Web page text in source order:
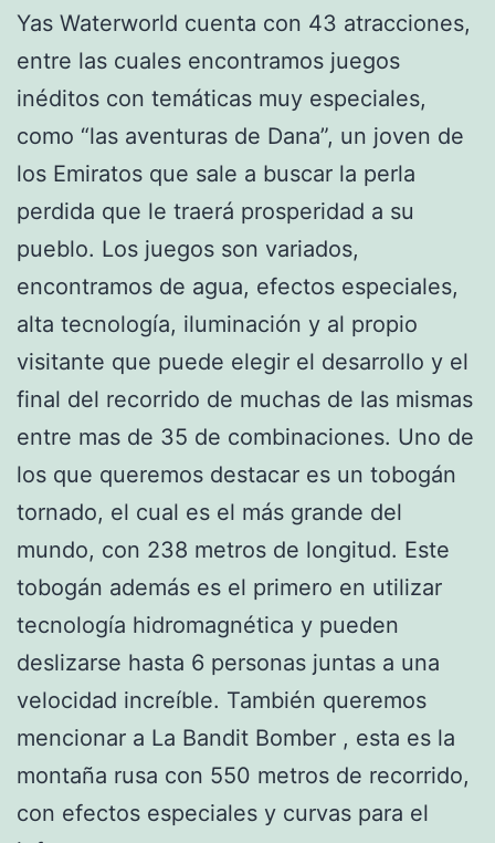
Yas Waterworld cuenta con 43 atracciones,
entre las cuales encontramos juegos
inéditos con temáticas muy especiales,
como “las aventuras de Dana”, un joven de
los Emiratos que sale a buscar la perla
perdida que le traerá prosperidad a su
pueblo. Los juegos son variados,
encontramos de agua, efectos especiales,
alta tecnología, iluminación y al propio
visitante que puede elegir el desarrollo y el
final del recorrido de muchas de las mismas
entre mas de 35 de combinaciones. Uno de
los que queremos destacar es un tobogán
tornado, el cual es el más grande del
mundo, con 238 metros de longitud. Este
tobogán además es el primero en utilizar
tecnología hidromagnética y pueden
deslizarse hasta 6 personas juntas a una
velocidad increíble. También queremos
mencionar a La Bandit Bomber , esta es la
montaña rusa con 550 metros de recorrido,
con efectos especiales y curvas para el